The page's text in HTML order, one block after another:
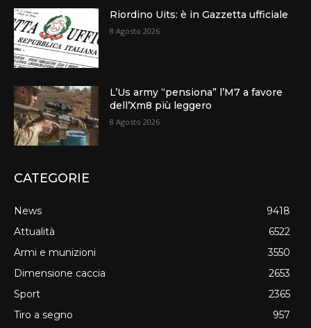
Riordino Uits: è in Gazzetta ufficiale
8 Agosto 2026
L’Us army “pensiona” l’M7 a favore
dell’Xm8 più leggero
8 Agosto 2026
CATEGORIE
News
9418
Attualità
6522
Armi e munizioni
3550
Dimensione caccia
2653
Sport
2365
Tiro a segno
957